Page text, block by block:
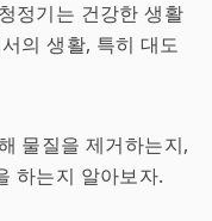
정기는 건강한 생활
의 생활, 특히 대도
물질을 제거하는지,
하는지 알아보자.